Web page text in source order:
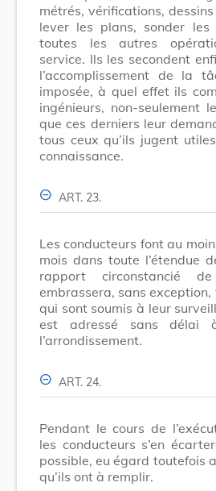
métrés, vérifications,
lever les plans, sonder
toutes les autres
service. Ils les secondent
l’accomplissement de la
imposée, à quel effet ils
ingénieurs, non-seulement
que ces derniers leur
tous ceux qu’ils jugent
connaissance.
ART. 23.
Les conducteurs font au
mois dans toute l’étendue
rapport circonstancié
embrassera, sans exception,
qui sont soumis à leur
est adressé sans délai
l’arrondissement.
ART. 24.
Pendant le cours de
les conducteurs s’en
possible, eu égard toutefois
qu’ils ont à remplir.